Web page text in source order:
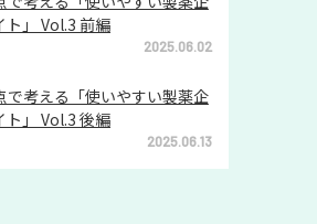
」 Vol.3 前編
2025.06.02
で考える「使いやすい製薬企
」 Vol.3 後編
2025.06.13